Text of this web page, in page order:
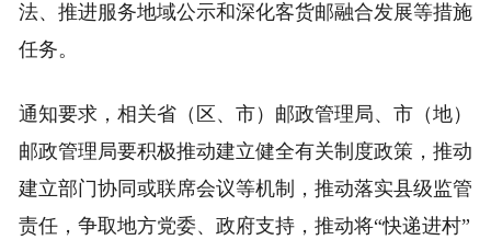
法、推进服务地域公示和深化客货邮融合发展等措施
任务。
通知要求，相关省（区、市）邮政管理局、市（地）
邮政管理局要积极推动建立健全有关制度政策，推动
建立部门协同或联席会议等机制，推动落实县级监管
责任，争取地方党委、政府支持，推动将“快递进村”